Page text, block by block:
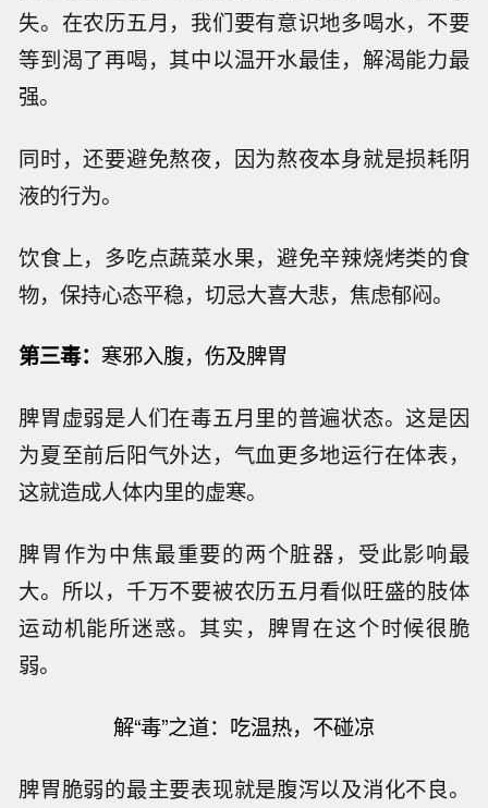
失。在农历五月，我们要有意识地多喝水，不要
等到渴了再喝，其中以温开水最佳，解渴能力最
强。
同时，还要避免熬夜，因为熬夜本身就是损耗阴
液的行为。
饮食上，多吃点蔬菜水果，避免辛辣烧烤类的食
物，保持心态平稳，切忌大喜大悲，焦虑郁闷。
第三毒： 寒邪入腹，伤及脾胃
脾胃虚弱是人们在毒五月里的普遍状态。这是因
为夏至前后阳气外达，气血更多地运行在体表，
这就造成人体内里的虚寒。
脾胃作为中焦最重要的两个脏器，受此影响最
大。所以，千万不要被农历五月看似旺盛的肢体
运动机能所迷惑。其实，脾胃在这个时候很脆
弱。
解“毒”之道： 吃温热，不碰凉
脾胃脆弱的最主要表现就是腹泻以及消化不良。